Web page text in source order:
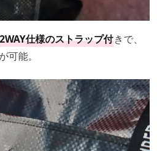
2WAY仕様のストラップ付きで、
可能。